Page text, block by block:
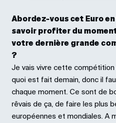
Abordez-vous cet Euro
savoir profiter du
votre dernière grande
?
Je vais vivre cette
quoi est fait demain, donc il
chaque moment. Ce sont de
rêvais de ça, de faire les plus
européennes et mondiales. A